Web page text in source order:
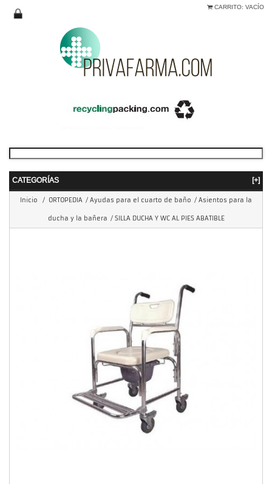
CARRITO: VACÍO
CATEGORÍAS [+]
Inicio / ORTOPEDIA / Ayudas para el cuarto de baño / Asientos para la
ducha y la bañera / SILLA DUCHA Y WC AL PIES ABATIBLE